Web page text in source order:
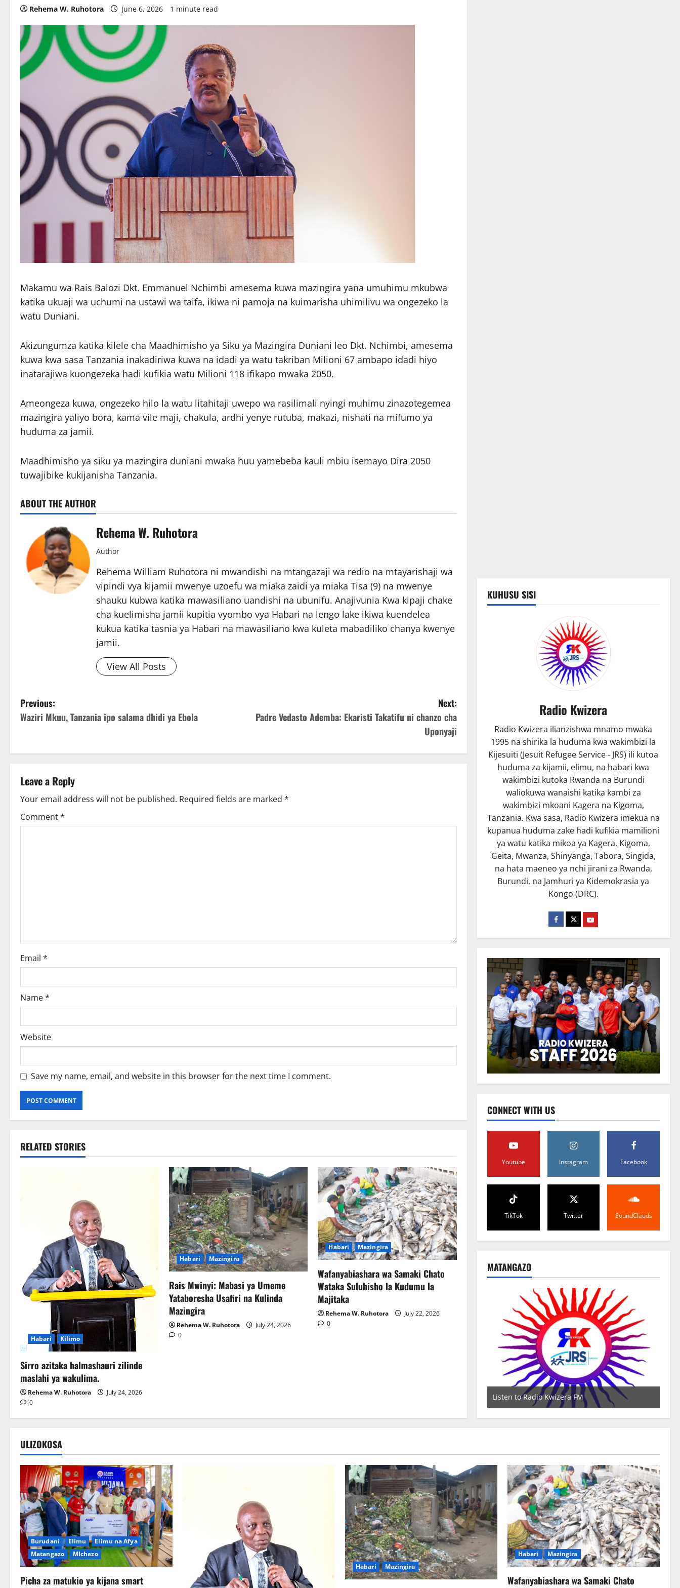
Rehema W. Ruhotora June 6, 2026 1 minute read
Makamu wa Rais Balozi Dkt. Emmanuel Nchimbi amesema kuwa mazingira yana umuhimu mkubwa
katika ukuaji wa uchumi na ustawi wa taifa, ikiwa ni pamoja na kuimarisha uhimilivu wa ongezeko la
watu Duniani.
Akizungumza katika kilele cha Maadhimisho ya Siku ya Mazingira Duniani leo Dkt. Nchimbi, amesema
kuwa kwa sasa Tanzania inakadiriwa kuwa na idadi ya watu takriban Milioni 67 ambapo idadi hiyo
inatarajiwa kuongezeka hadi kufikia watu Milioni 118 ifikapo mwaka 2050.
Ameongeza kuwa, ongezeko hilo la watu litahitaji uwepo wa rasilimali nyingi muhimu zinazotegemea
mazingira yaliyo bora, kama vile maji, chakula, ardhi yenye rutuba, makazi, nishati na mifumo ya
huduma za jamii.
Maadhimisho ya siku ya mazingira duniani mwaka huu yamebeba kauli mbiu isemayo Dira 2050
tuwajibike kukijanisha Tanzania.
ABOUT THE AUTHOR
Rehema W. Ruhotora
Author
Rehema William Ruhotora ni mwandishi na mtangazaji wa redio na mtayarishaji wa
vipindi vya kijamii mwenye uzoefu wa miaka zaidi ya miaka Tisa (9) na mwenye
shauku kubwa katika mawasiliano uandishi na ubunifu. Anajivunia Kwa kipaji chake
cha kuelimisha jamii kupitia vyombo vya Habari na lengo lake ikiwa kuendelea
kukua katika tasnia ya Habari na mawasiliano kwa kuleta mabadiliko chanya kwenye
jamii.
View All Posts
P
o
s
n
a
v
i
o
n
Previous:
Waziri Mkuu, Tanzania ipo salama dhidi ya Ebola
Next:
Padre Vedasto Ademba: Ekaristi Takatifu ni chanzo cha
Uponyaji
Leave a Reply
Your email address will not be published. Required fields are marked *
Comment*
Email *
Name*
Website
Save my name, email, and website in this browser for the next time I comment.
RELATED STORIES
Habari Kilimo
Sirro azitaka halmashauri zilinde
maslahi ya wakulima.
Rehema W. Ruhotora
July 24, 2026
0
Habari Mazingira
Rais Mwinyi: Mabasi ya Umeme
Yataboresha Usafiri na Kulinda
Mazingira
Rehema W. Ruhotora
July 24, 2026
0
Habari Mazingira
Wafanyabiashara wa Samaki Chato
Wataka Suluhisho la Kudumu la
Majitaka
Rehema W. Ruhotora
July 22, 2026
0
KUHUSU SISI
Radio Kwizera
Radio Kwizera ilianzishwa mnamo mwaka
1995 na shirika la huduma kwa wakimbizi la
Kijesuiti (Jesuit Refugee Service - JRS) ili kutoa
huduma za kijamii, elimu, na habari kwa
wakimbizi kutoka Rwanda na Burundi
waliokuwa wanaishi katika kambi za
wakimbizi mkoani Kagera na Kigoma,
Tanzania. Kwa sasa, Radio Kwizera imekua na
kupanua huduma zake hadi kufikia mamilioni
ya watu katika mikoa ya Kagera, Kigoma,
Geita, Mwanza, Shinyanga, Tabora, Singida,
na hata maeneo ya nchi jirani za Rwanda,
Burundi, na Jamhuri ya Kidemokrasia ya
Kongo (DRC).
CONNECT WITH US
Youtube Instagram Facebook
TikTok Twitter SoundClauds
MATANGAZO
Listen to Radio Kwizera FM
ULIZOKOSA
Burudani Elimu
Elimu na Afya
Matangazo
MIchezo
Picha za matukio ya kijana smart
Habari Mazingira
Habari Mazingira
Wafanyabiashara wa Samaki Chato